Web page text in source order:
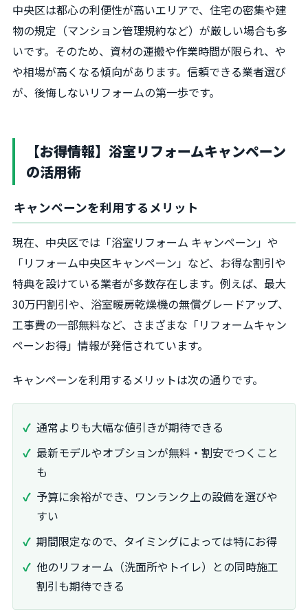
中央区は都心の利便性が高いエリアで、住宅の密集や建
物の規定（マンション管理規約など）が厳しい場合も多
いです。そのため、資材の運搬や作業時間が限られ、や
や相場が高くなる傾向があります。信頼できる業者選び
が、後悔しないリフォームの第一歩です。
【お得情報】浴室リフォームキャンペーン
の活用術
キャンペーンを利用するメリット
現在、中央区では「浴室リフォーム キャンペーン」や
「リフォーム中央区キャンペーン」など、お得な割引や
特典を設けている業者が多数存在します。例えば、最大
30万円割引や、浴室暖房乾燥機の無償グレードアップ、
工事費の一部無料など、さまざまな「リフォームキャン
ペーンお得」情報が発信されています。
キャンペーンを利用するメリットは次の通りです。
通常よりも大幅な値引きが期待できる
最新モデルやオプションが無料・割安でつくこと
も
予算に余裕ができ、ワンランク上の設備を選びや
すい
期間限定なので、タイミングによっては特にお得
他のリフォーム（洗面所やトイレ）との同時施工
割引も期待できる